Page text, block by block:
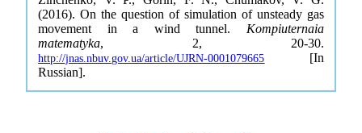
(2016). On the question of simulation of unsteady gas
movement in a wind tunnel. Kompiuternaia
matematyka, 2, 20-30.
http://jnas.nbuv.gov.ua/article/UJRN-0001079665 [In
Russian].